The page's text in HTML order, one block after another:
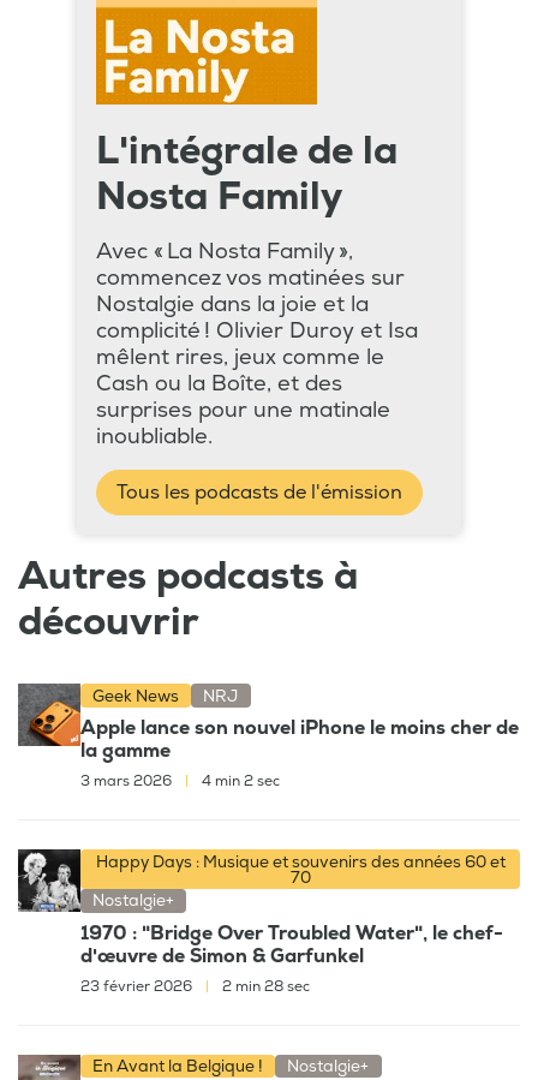
L'intégrale de la
Nosta Family
Avec « La Nosta Family »,
commencez vos matinées sur
Nostalgie dans la joie et la
complicité ! Olivier Duroy et Isa
mêlent rires, jeux comme le
Cash ou la Boîte, et des
surprises pour une matinale
inoubliable.
Tous les podcasts de l'émission
Autres podcasts à
découvrir
Geek News NRJ
Apple lance son nouvel iPhone le moins cher de
la gamme
3 mars 2026 4 min 2 sec
Happy Days : Musique et souvenirs des années 60 et
70
Nostalgie+
1970 : "Bridge Over Troubled Water", le chef-
d'œuvre de Simon & Garfunkel
23 février 2026 | 2 min 28 sec
En Avant la Belgique ! Nostalgie+